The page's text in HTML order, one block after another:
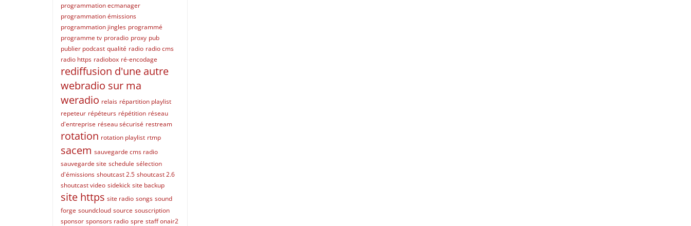
programmation ecmanager
programmation émissions
programmation jingles programmé
programme tv proradio proxy pub
publier podcast qualité radio radio cms
radio https radiobox ré-encodage
rediffusion d'une autre
webradio sur ma
weradio relais répartition playlist
repeteur répéteurs répétition réseau
d'entreprise réseau sécurisé restream
rotation rotation playlist rtmp
sacem sauvegarde cms radio
sauvegarde site schedule sélection
d'émissions shoutcast 2.5 shoutcast 2.6
shoutcast video sidekick site backup
site https site radio songs sound
forge soundcloud source souscription
sponsor sponsors radio spre staff onair2